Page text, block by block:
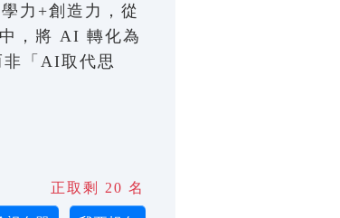
力+創造力，從
，將 AI 轉化為
「AI取代思
正取剩 20 名